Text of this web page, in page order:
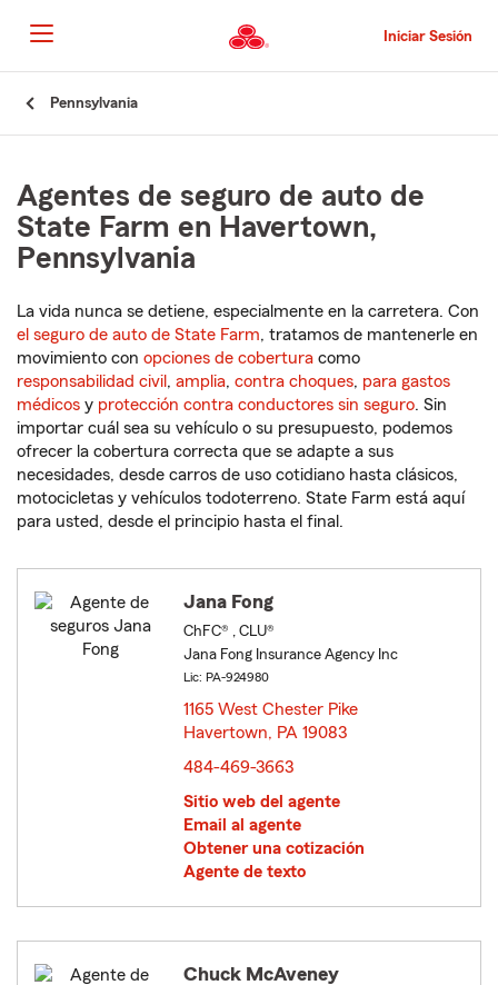
al
contenido
principal
Iniciar Sesión
Pennsylvania
Agentes de seguro de auto de
State Farm en Havertown,
Pennsylvania
La vida nunca se detiene, especialmente en la carretera. Con
el seguro de auto de State Farm, tratamos de mantenerle en
movimiento con opciones de cobertura como
responsabilidad civil , amplia, contra choques, para gastos
médicos y protección contra conductores sin seguro. Sin
importar cuál sea su vehículo o su presupuesto, podemos
ofrecer la cobertura correcta que se adapte a sus
necesidades, desde carros de uso cotidiano hasta clásicos,
motocicletas y vehículos todoterreno. State Farm está aquí
para usted, desde el principio hasta el final.
Jana Fong
ChFC® , CLU®
Jana Fong Insurance Agency Inc
Lic: PA-924980
1165 West Chester Pike
Havertown, PA 19083
484-469-3663
Sitio web del agente
Email al agente
Obtener una cotización
Agente de texto
Chuck McAveney